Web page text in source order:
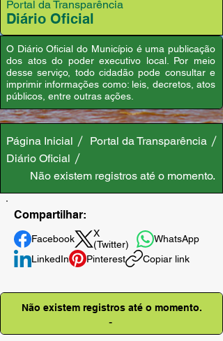
Portal da Transparência
Diário Oficial
O Diário Oficial do Município é uma publicação
dos atos do poder executivo local. Por meio
desse serviço, todo cidadão pode consultar e
imprimir informações como: leis, decretos, atos
públicos, entre outras ações.
Página Inicial
Portal da Transparência
Diário Oficial
Não existem registros até o momento.
Compartilhar:
Facebook
X
(Twitter)
WhatsApp
LinkedIn
Pinterest Copiar link
Não existem registros até o momento.
-